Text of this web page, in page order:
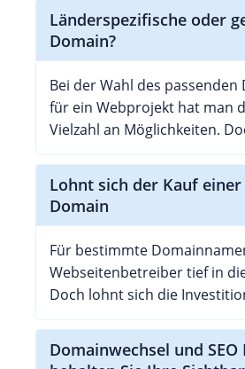
Länderspezifische oder
Domain?
Bei der Wahl des
für ein Webprojekt hat man
Vielzahl an Möglichkeiten.
Lohnt sich der Kauf
Domain
Für bestimmte
Webseitenbetreiber tief in
Doch lohnt sich die
Domainwechsel und SEO